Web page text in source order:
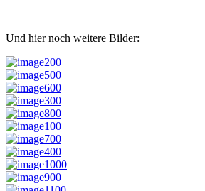
Und hier noch weitere Bilder: